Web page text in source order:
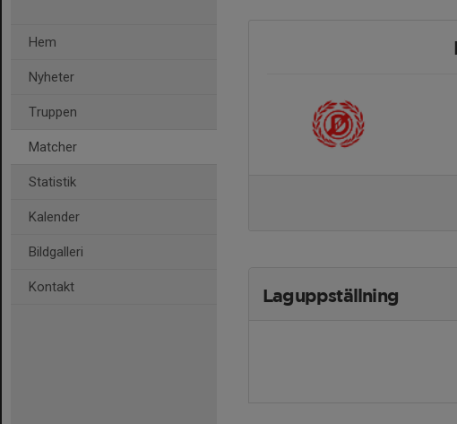
Hem
Nyheter
Truppen
Matcher
Statistik
Kalender
Bildgalleri
Kontakt
Laguppställning